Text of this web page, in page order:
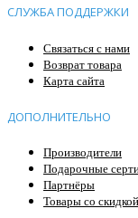
СЛУЖБА ПОДДЕРЖКИ
Связаться с нами
Возврат товара
Карта сайта
ДОПОЛНИТЕЛЬНО
Производители
Подарочные
Партнёры
Товары со скидкой